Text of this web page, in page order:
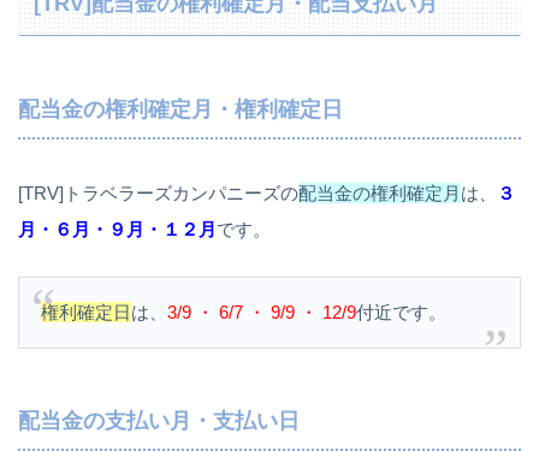
配当金の権利確定月・権利確定日
[TRV]トラベラーズカンパニーズの配当金の権利確定月 は、
３
月・６月・９月・１２月 です。
権利確定日は、 3/9 ・ 6/7 ・ 9/9 ・ 12/9付近です。
配当金の支払い月・支払い日